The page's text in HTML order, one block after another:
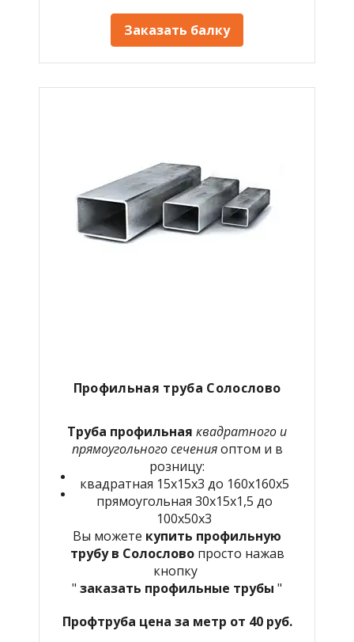
Заказать балку
Профильная труба Солослово
Труба профильная квадратного и
прямоугольного сеченияоптом и в
розницу:
квадратная 15х15х3 до 160х160х5
прямоугольная 30х15х1,5 до
100х50х3
Вы можете купить профильную
трубу в Солослово просто нажав
кнопку
" заказать профильные трубы "
Профтруба цена за метр от 40 руб.